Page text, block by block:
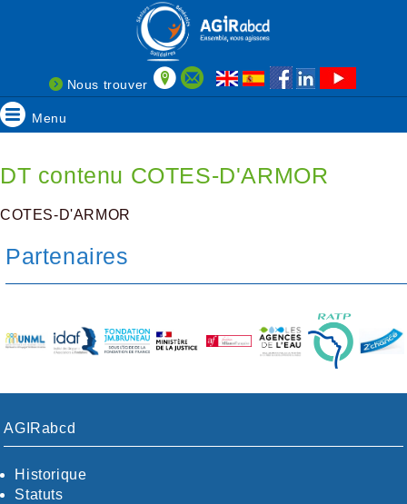
Nous trouver
Menu
DT contenu COTES-D'ARMOR
COTES-D'ARMOR
Partenaires
AGIRabcd
Historique
Statuts